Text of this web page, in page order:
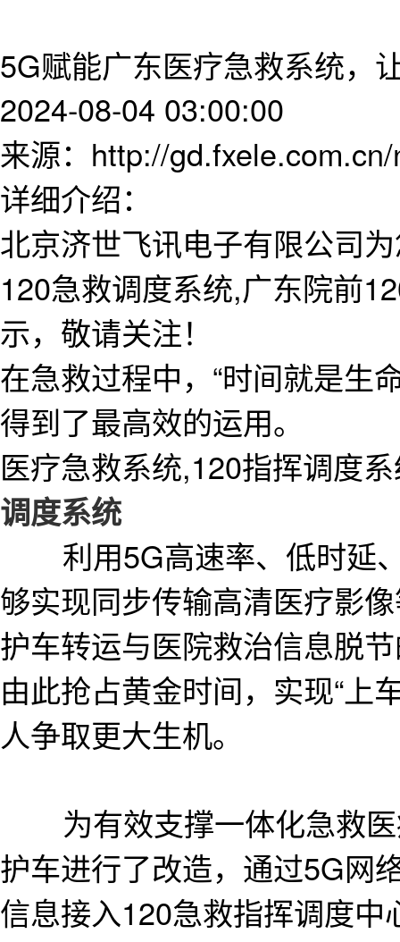
5G赋能广东医疗急救系统，
2024-08-04 03:00:00
来源：http://
详细介绍：
北京济世飞讯电子有限公司
120急救调度系统,广东院前
示，敬请关注！
在急救过程中，“时间就是生
得到了最高效的运用。
医疗急救系统,120指挥调度
调度系统
利用5G高速率、低时延
够实现同步传输高清医疗影
护车转运与医院救治信息脱
由此抢占黄金时间，实现“上
人争取更大生机。
为有效支撑一体化急救医
护车进行了改造，通过5G网
信息接入120急救指挥调度